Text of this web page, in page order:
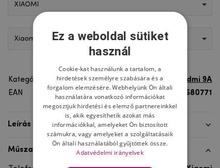
XIAOMI
Xiaomi Redmi 9A
Kategória
Xiaomi Redmi 9A
EAN
8596579680771
Leírás
Műszaki adatok
Ez a weboldal sütiket
használ
Cookie-kat használunk a tartalom, a
hirdetések személyre szabására és a
forgalom elemzésére. Webhelyünk Ön általi
használatára vonatkozó információkat
megosztjuk hirdetési és elemző partnereinkkel
is, akik egyesíthetik azokat más
információkkal, amelyeket Ön biztosított
számukra, vagy amelyeket a szolgáltatásaik
Ön általi használatából gyűjtöttek össze.
Adatvédelmi irányelvek